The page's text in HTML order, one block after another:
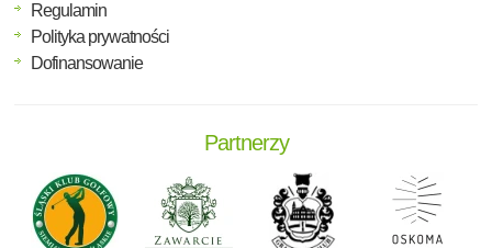
Regulamin
Polityka prywatności
Dofinansowanie
Partnerzy